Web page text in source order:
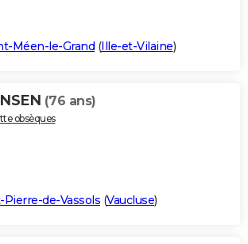
Méen-le-Grand (Ille-et-Vilaine)
(76 ans)
obsèques
Pierre-de-Vassols (Vaucluse)